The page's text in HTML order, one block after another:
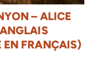
– ALICE
FRANÇAIS)